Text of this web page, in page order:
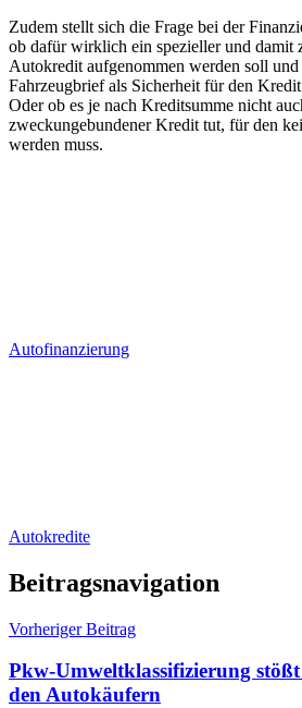
Zudem stellt sich die Frage bei der
ob dafür wirklich ein spezieller und damit
Autokredit aufgenommen werden soll
Fahrzeugbrief als Sicherheit für den
Oder ob es je nach Kreditsumme nicht
zweckungebundener Kredit tut, für den
werden muss.
Autofinanzierung
Autokredite
Beitragsnavigation
Vorheriger Beitrag
Pkw-Umweltklassifizierung stößt
den Autokäufern